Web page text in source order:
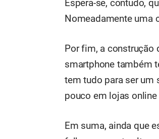
Espera-se, contudo,
Nomeadamente uma
Por fim, a construção
smartphone também
tem tudo para ser um
pouco em lojas online
Em suma, ainda que